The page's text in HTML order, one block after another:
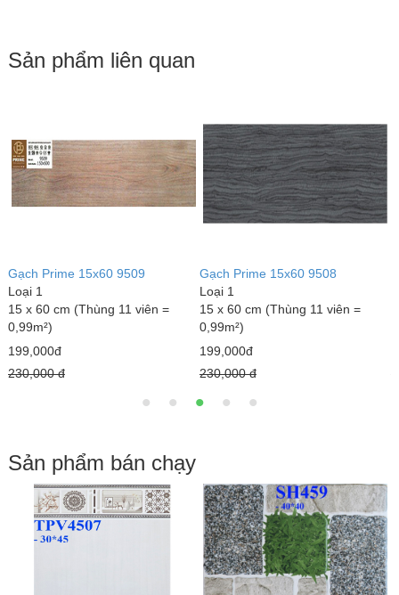
Sản phẩm liên quan
Gạch Prime 15x60 9509
Loại 1
15 x 60 cm (Thùng 11 viên =
0,99m²)
199,000đ
230,000 đ
Gạch Prime 15x60 9508
Loại 1
15 x 60 cm (Thùng 11 viên =
0,99m²)
199,000đ
230,000 đ
Sản phẩm bán chạy